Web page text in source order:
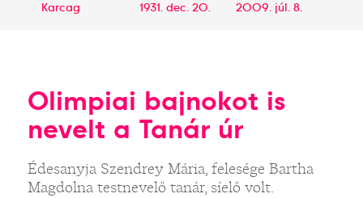
Karcag
1931. dec. 20.
2009. júl. 8.
Olimpiai bajnokot is
nevelt a Tanár úr
Édesanyja Szendrey Mária, felesége Bartha
Magdolna testnevelő tanár, síelő volt.